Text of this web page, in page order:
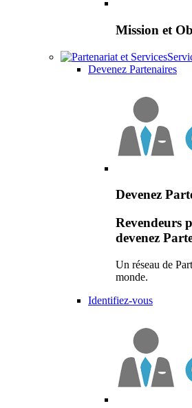
Mission et
Devenez Partenaires
Devenez
Revendeurs
devenez
Un réseau de
monde.
Identifiez-vous